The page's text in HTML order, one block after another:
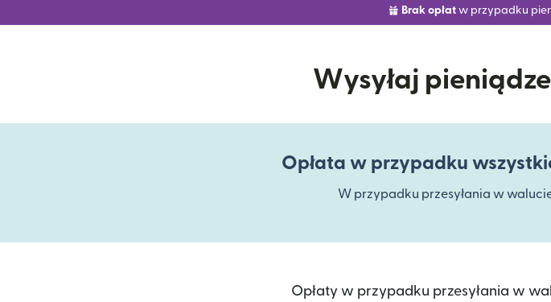
Brak opłat w przypadku
Wysyłaj
Opłata w przypadku
W przypadku przesyłania w
Opłaty w przypadku przesyłania w